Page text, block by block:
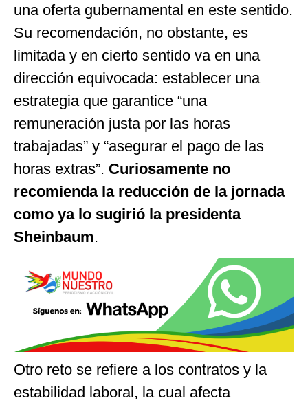
una oferta gubernamental en este sentido.
Su recomendación, no obstante, es
limitada y en cierto sentido va en una
dirección equivocada: establecer una
estrategia que garantice “una
remuneración justa por las horas
trabajadas” y “asegurar el pago de las
horas extras”. Curiosamente no
recomienda la reducción de la jornada
como ya lo sugirió la presidenta
Sheinbaum.
Otro reto se refiere a los contratos y la
estabilidad laboral, la cual afecta